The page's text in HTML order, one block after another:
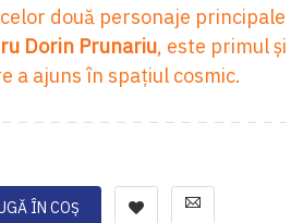
două personaje principale
Dorin Prunariu, este primul și
a ajuns în spațiul cosmic.
ÎN COȘ